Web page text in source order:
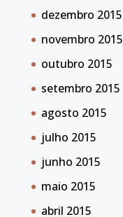
dezembro 2015
novembro 2015
outubro 2015
setembro 2015
agosto 2015
julho 2015
junho 2015
maio 2015
abril 2015